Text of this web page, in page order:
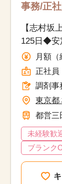
事務/正
【志村坂
125日◆安
月額
正社員
調剤事
東京都
都営三
未経験歓
ブランク